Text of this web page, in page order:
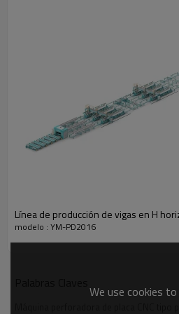
Línea de producción de vigas en H
modelo : YM-PD2016
We use cookies